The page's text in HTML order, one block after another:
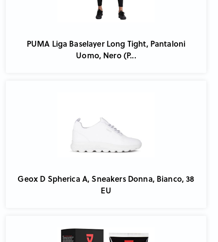
PUMA Liga Baselayer Long Tight, Pantaloni
Uomo, Nero (P...
Geox D Spherica A, Sneakers Donna, Bianco, 38
EU